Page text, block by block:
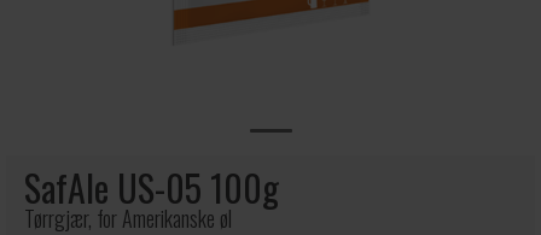
SafAle US-05 100g
Tørrgjær, for Amerikanske øl